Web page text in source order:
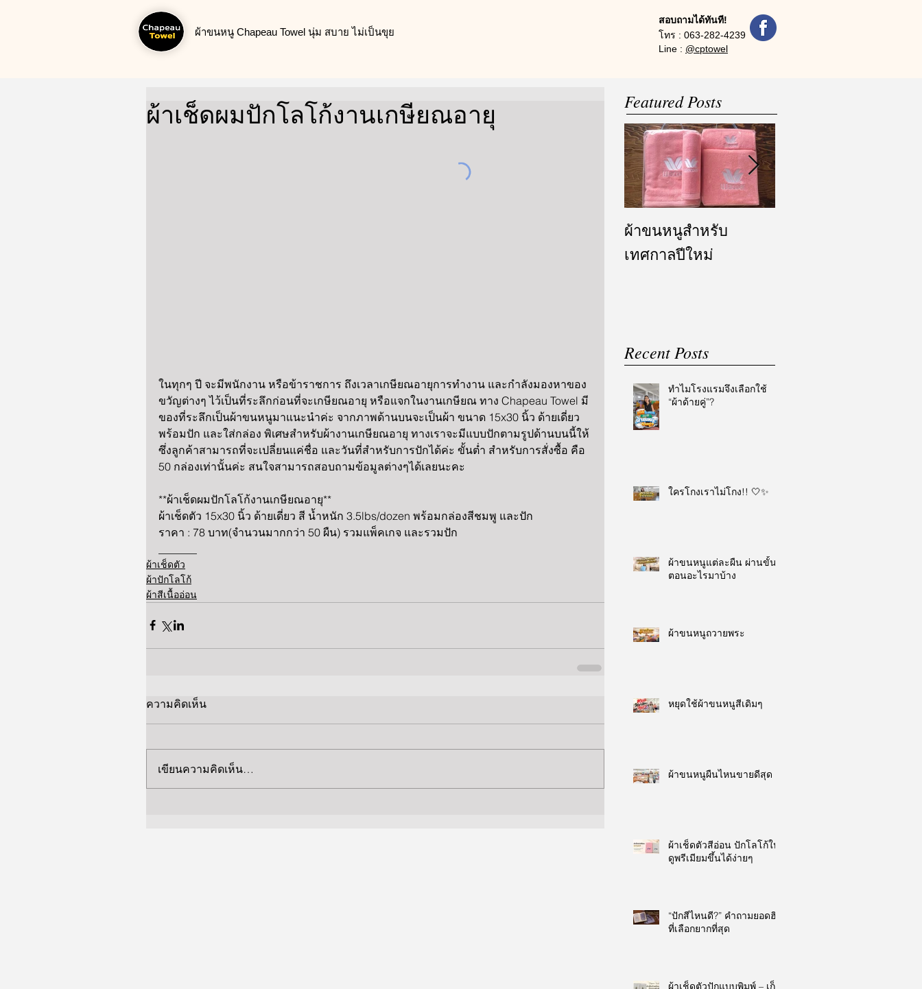
ผ้าขนหนู Chapeau Towel นุ่ม สบาย ไม่เป็นขุย
สอบถามได้ทันที!
โทร : 063-282-4239
Line : @cptowel
ผ้าเช็ดผมปักโลโก้งานเกษียณอายุ
ในทุกๆ ปี จะมีพนักงาน หรือข้าราชการ ถึงเวลาเกษียณอายุการทำงาน และกำลังมองหาของ
ขวัญต่างๆ ไว้เป็นที่ระลึกก่อนที่จะเกษียณอายุ หรือแจกในงานเกษียณ ทาง Chapeau Towel มี
ของที่ระลึกเป็นผ้าขนหนูมาแนะนำค่ะ จากภาพด้านบนจะเป็นผ้า ขนาด 15x30 นิ้ว ด้ายเดี่ยว
พร้อมปัก และใส่กล่อง พิเศษสำหรับผ้างานเกษียณอายุ ทางเราจะมีแบบปักตามรูปด้านบนนี้ให้
ซึ่งลูกค้าสามารถที่จะเปลี่ยนแค่ชื่อ และวันที่สำหรับการปักได้ค่ะ ขั้นต่ำ สำหรับการสั่งซื้อ คือ
50 กล่องเท่านั้นค่ะ สนใจสามารถสอบถามข้อมูลต่างๆได้เลยนะคะ
**ผ้าเช็ดผมปักโลโก้งานเกษียณอายุ**
ผ้าเช็ดตัว 15x30 นิ้ว ด้ายเดี่ยว สี น้ำหนัก 3.5lbs/dozen พร้อมกล่องสีชมพู และปัก
ราคา : 78 บาท(จำนวนมากกว่า 50 ผืน) รวมแพ็คเกจ และรวมปัก
ผ้าเช็ดตัว
ผ้าปักโลโก้
ผ้าสีเนื้ออ่อน
ความคิดเห็น
เขียนความคิดเห็น…
Featured Posts
ผ้าขนหนูสำหรับ
เทศกาลปีใหม่
Recent Posts
ทำไมโรงแรมจึงเลือกใช้
“ผ้าด้ายคู่”?
ใครโกงเราไม่โกง!! 🤍✨
ผ้าขนหนูแต่ละผืน ผ่านขั้น
ตอนอะไรมาบ้าง
ผ้าขนหนูถวายพระ
หยุดใช้ผ้าขนหนูสีเดิมๆ
ผ้าขนหนูผืนไหนขายดีสุด
ผ้าเช็ดตัวสีอ่อน ปักโลโก้ให้
ดูพรีเมียมขึ้นได้ง่ายๆ
“ปักสีไหนดี?” คำถามยอดฮิต
ที่เลือกยากที่สุด
ผ้าเช็ดตัวปักแบบพิมพ์ – เก็บ